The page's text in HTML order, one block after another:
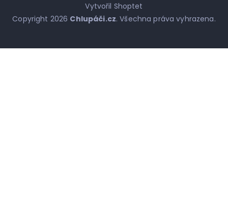
Vytvořil Shoptet
Copyright 2026 Chlupáči.cz. Všechna práva vyhrazena.